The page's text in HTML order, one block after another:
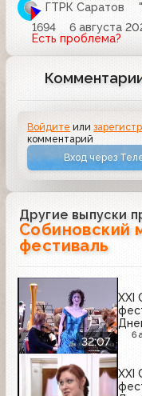
ГТРК Саратов
1694
6 августа
Есть проблема?
Войдите или
комментарий
Вход через
Другие выпуски
Собиновский
фестиваль
32:07
XXI
6
XXI